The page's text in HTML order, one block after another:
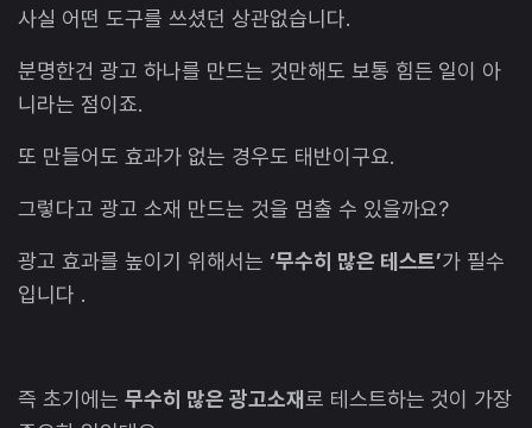
사실 어떤 도구를 쓰셨던 상관없습니다.
분명한건 광고 하나를 만드는 것만해도 보통 힘든 일이 아
니라는 점이죠.
또 만들어도 효과가 없는 경우도 태반이구요.
그렇다고 광고 소재 만드는 것을 멈출 수 있을까요?
광고 효과를 높이기 위해서는 ‘무수히 많은 테스트’가 필수
입니다 .
즉 초기에는 무수히 많은 광고소재로 테스트하는 것이 가장